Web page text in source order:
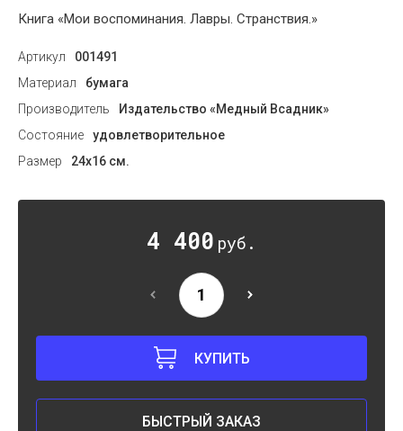
Книга «Мои воспоминания. Лавры. Странствия.»
Артикул
001491
Материал
бумага
Производитель
Издательство «Медный Всадник»
Состояние
удовлетворительное
Размер
24х16 см.
4 400 руб.
КУПИТЬ
БЫСТРЫЙ ЗАКАЗ